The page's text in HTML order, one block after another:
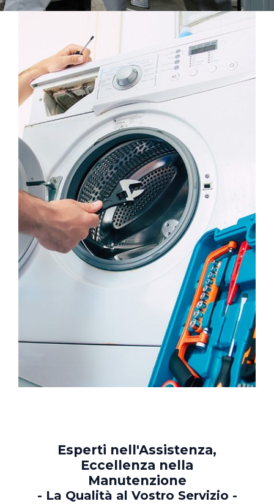
Esperti nell'Assistenza,
Eccellenza nella
Manutenzione
- La Qualità al Vostro Servizio -